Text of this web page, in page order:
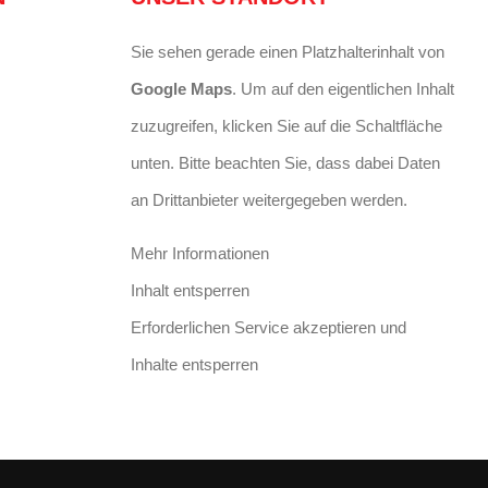
Sie sehen gerade einen Platzhalterinhalt von
Google Maps. Um auf den eigentlichen Inhalt
zuzugreifen, klicken Sie auf die Schaltfläche
unten. Bitte beachten Sie, dass dabei Daten
an Drittanbieter weitergegeben werden.
Mehr Informationen
Inhalt entsperren
Erforderlichen Service akzeptieren und
Inhalte entsperren